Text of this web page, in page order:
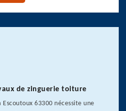
de zinguerie toiture
63300 nécessite une